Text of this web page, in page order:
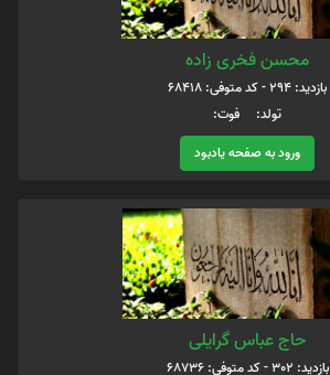
محسن فخری زاده
بازدید: 294 - کد متوفی: 68418
تولد: فوت:
ورود به صفحه یادبود
حاج عباس گرایلی
بازدید: 302 - کد متوفی: 68736